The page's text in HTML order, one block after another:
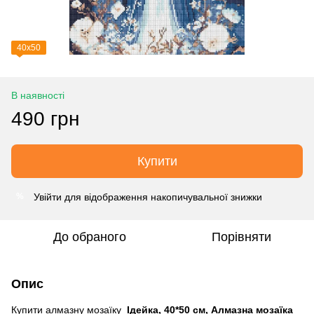
40х50
В наявності
490 грн
Купити
Увійти для відображення накопичувальної знижки
До обраного Порівняти
Опис
Купити алмазну мозаїку Ідейка, 40*50 см, Алмазна мозаїка